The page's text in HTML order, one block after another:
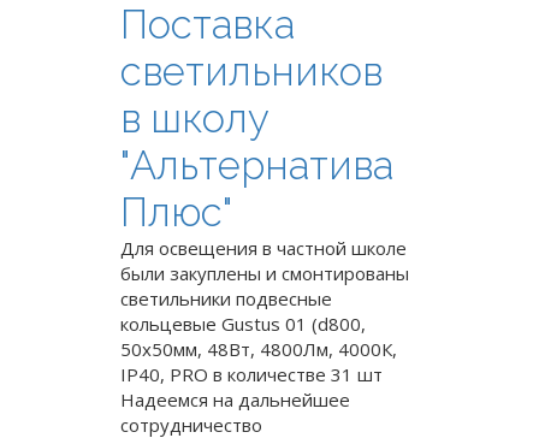
Поставка
светильников
в школу
"Альтернатива
Плюс"
Для освещения в частной школе
были закуплены и смонтированы
светильники подвесные
кольцевые Gustus 01 (d800,
50х50мм, 48Вт, 4800Лм, 4000К,
IP40, PRO в количестве 31 шт
Надеемся на дальнейшее
сотрудничество